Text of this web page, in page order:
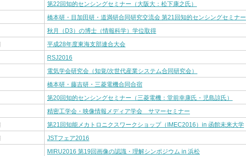
第22回知的センシングセミナー（大阪大：松下康之氏）
橋本研・目加田研・道満研合同研究交流会 第21回知的センシングセミナー
秋月（D3）の博士（情報科学）学位取得
平成28年度東海支部連合大会
RSJ2016
電気学会研究会（知覚/次世代産業システム合同研究会）
橋本研・藤吉研・三菱電機合同合宿
第20回知的センシングセミナー（三菱電機：堂前幸康氏・児島諒氏）
精密工学会・映像情報メディア学会 サマーセミナー
第21回知能メカトロニクスワークショップ（IMEC2016）in 函館未来大学
JSTフェア2016
MIRU2016 第19回画像の認識・理解シンポジウム in 浜松